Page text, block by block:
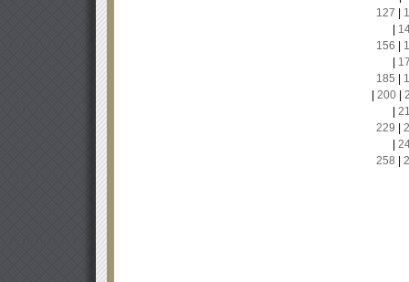
127
156
185
200|
229
258